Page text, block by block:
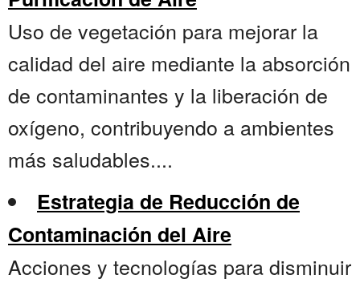
Uso de vegetación para mejorar la
calidad del aire mediante la absorción
de contaminantes y la liberación de
oxígeno, contribuyendo a ambientes
más saludables....
Estrategia de Reducción de
Contaminación del Aire
Acciones y tecnologías para disminuir